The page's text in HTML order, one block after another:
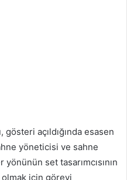
gösteri açıldığında esasen
yöneticisi ve sahne
set tasarımcısının
olmak için görevi